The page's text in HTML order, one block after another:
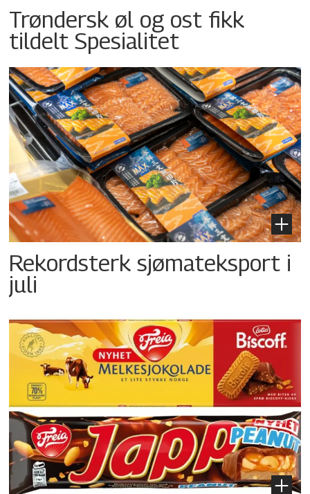
Trøndersk øl og ost fikk
tildelt Spesialitet
Rekordsterk sjømateksport i
juli